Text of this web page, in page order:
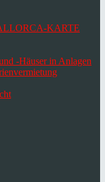
KARTE
-Häuser in Anlagen